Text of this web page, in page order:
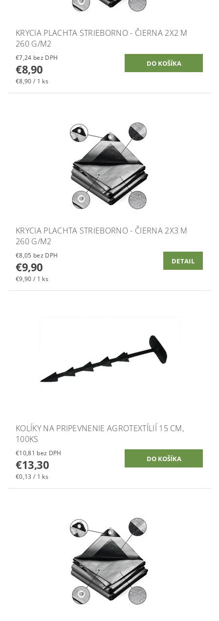
KRYCIA PLACHTA STRIEBORNO - ČIERNA 2X2 M
260 G/M2
€7,24 bez DPH
€8,90
€8,90 / 1 ks
KRYCIA PLACHTA STRIEBORNO - ČIERNA 2X3 M
260 G/M2
€8,05 bez DPH
€9,90
€9,90 / 1 ks
DETAIL
KOLÍKY NA PRIPEVNENIE AGROTEXTÍLIÍ 15 CM,
100KS
€10,81 bez DPH
€13,30
€0,13 / 1 ks